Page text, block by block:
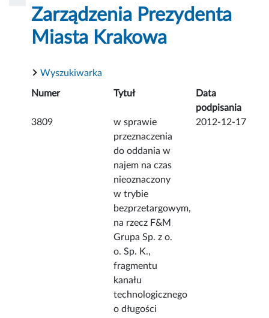
Zarządzenia Prezydenta
Miasta Krakowa
Wyszukiwarka
Numer Tytuł
Data
podpisania
3809
w sprawie
przeznaczenia
do oddania w
najem na czas
nieoznaczony
w trybie
bezprzetargowym,
na rzecz F&M
Grupa Sp. z o.
o. Sp. K.,
fragmentu
kanału
technologicznego
o długości
2012-12-17